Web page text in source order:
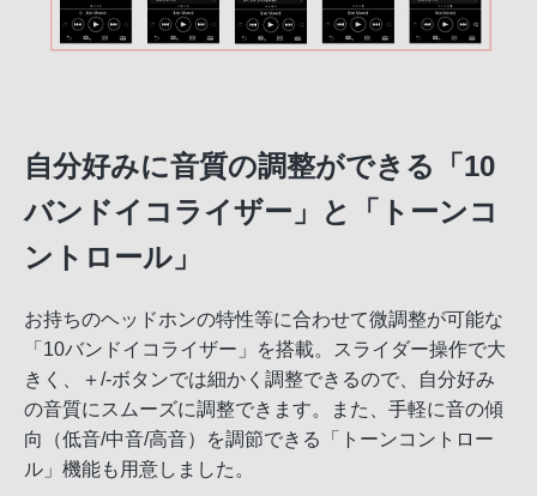
自分好みに音質の調整ができる「10
バンドイコライザー」と「トーンコ
ントロール」
お持ちのヘッドホンの特性等に合わせて微調整が可能な
「10バンドイコライザー」を搭載。スライダー操作で大
きく、＋/-ボタンでは細かく調整できるので、自分好み
の音質にスムーズに調整できます。また、手軽に音の傾
向（低音/中音/高音）を調節できる「トーンコントロー
ル」機能も用意しました。